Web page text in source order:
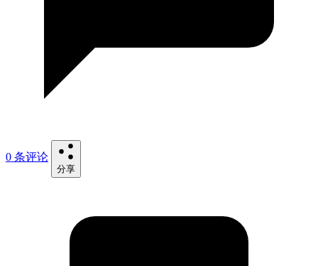
0 条评论
分享